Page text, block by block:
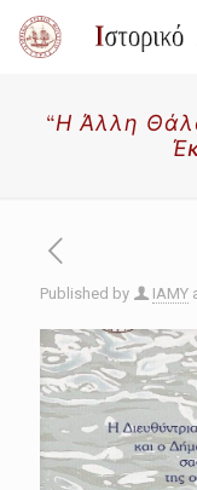
“Η Άλλη
Published by IAMY